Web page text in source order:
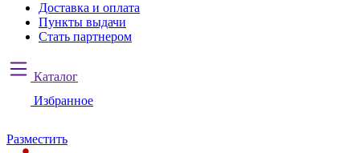
Доставка и оплата
Пункты выдачи
Стать партнером
Каталог
Избранное
Разместить